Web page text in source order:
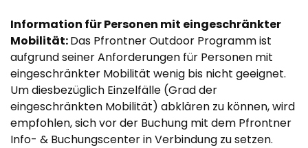
Information für Personen mit eingeschränkter
Mobilität:Das Pfrontner Outdoor Programm ist
aufgrund seiner Anforderungen für Personen mit
eingeschränkter Mobilität wenig bis nicht geeignet.
Um diesbezüglich Einzelfälle (Grad der
eingeschränkten Mobilität) abklären zu können, wird
empfohlen, sich vor der Buchung mit dem Pfrontner
Info- & Buchungscenter in Verbindung zu setzen.